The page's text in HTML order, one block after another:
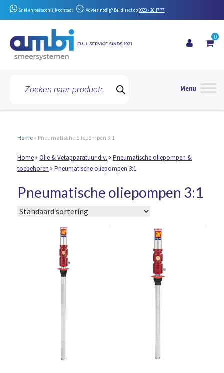
Snel en persoonlijk contact Advies nodig? Bel direct op0320 - 26 17 77
zoeken
0
Home » Pneumatische oliepompen 3:1
Home Olie & Vetapparatuur div.
Pneumatische oliepompen &
toebehoren
Pneumatische oliepompen 3:1
Pneumatische oliepompen 3:1